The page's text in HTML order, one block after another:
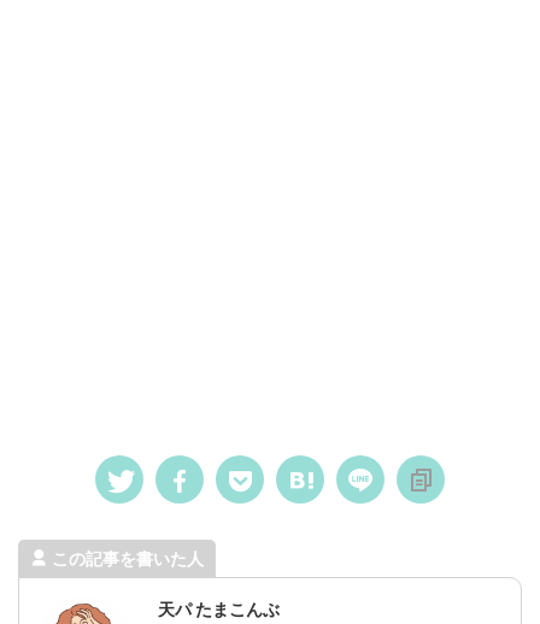
この記事を書いた人
天パ たまこんぶ